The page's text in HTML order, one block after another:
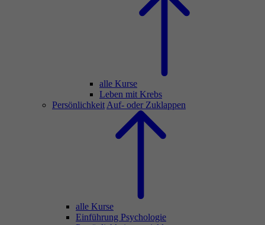
alle Kurse
Leben mit Krebs
Persönlichkeit Auf- oder Zuklappen
alle Kurse
Einführung Psychologie